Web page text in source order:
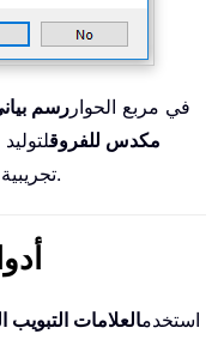
في مربع الحوار رسم
مكدس للفروق
تجريبية ورسم بياني مكدس للفروق تجريبي.
: استخدمالعلامات التبويب